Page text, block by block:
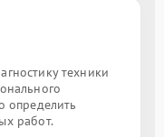
техники
определить
работ.